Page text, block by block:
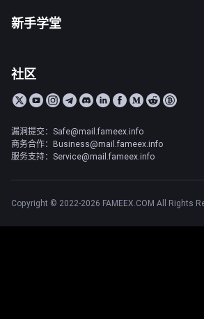
新手学堂
社区
漏洞提交：Safe@mail.fameex.info
商务合作：Business@mail.fameex.info
服务支持：Service@mail.fameex.info
Copyright © 2022-2026 FAMEEX.COM All Rights